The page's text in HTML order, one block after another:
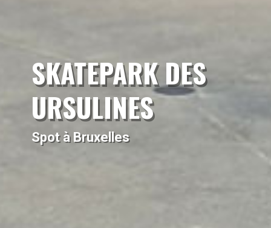
SKATEPARK DES
URSULINES
Spot à Bruxelles